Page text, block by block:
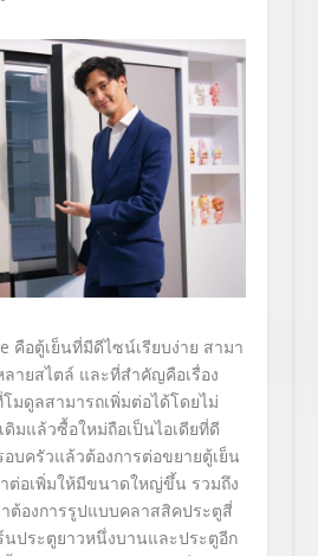
คือตู้เย็นที่มีดีไซน์เรียบง่าย สามา
ายสไตล์ และที่สำคัญคือเรื่อง
มดูลสามารถเพิ่มต่อได้โดยไม่
ดิมแล้วซื้อใหม่ถือเป็นไอเดียที่ดี
บครัวแล้วต้องการต่อขยายตู้เย็น
าต่อเพิ่มให้มีขนาดใหญ่ขึ้น รวมถึง
าต้องการรูปแบบคลาสสิคประตูสี่
ประตูยาวหนึ่งบานและประตูอีก